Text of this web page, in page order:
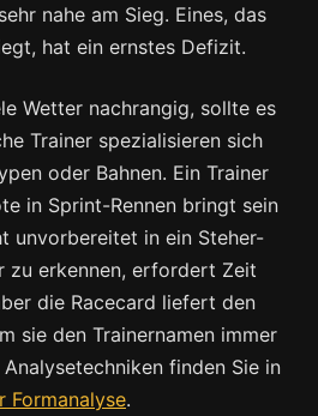
nahe am Sieg. Eines, das
hat ein ernstes Defizit.
Wetter nachrangig, sollte es
Trainer spezialisieren sich
oder Bahnen. Ein Trainer
in Sprint-Rennen bringt sein
unvorbereitet in ein Steher-
zu erkennen, erfordert Zeit
die Racecard liefert den
sie den Trainernamen immer
finden Sie in
Formanalyse.